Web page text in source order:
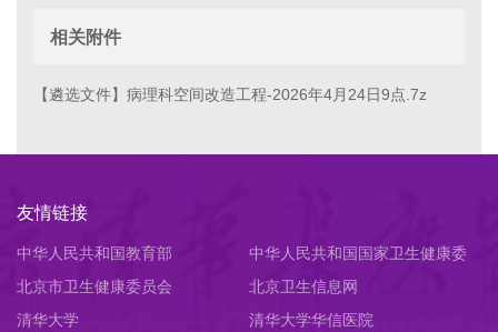
相关附件
【遴选文件】病理科空间改造工程-2026年4月24日9点.7z
友情链接
中华人民共和国教育部
中华人民共和国国家卫生健康委
员会
北京市卫生健康委员会
北京卫生信息网
清华大学
清华大学华信医院